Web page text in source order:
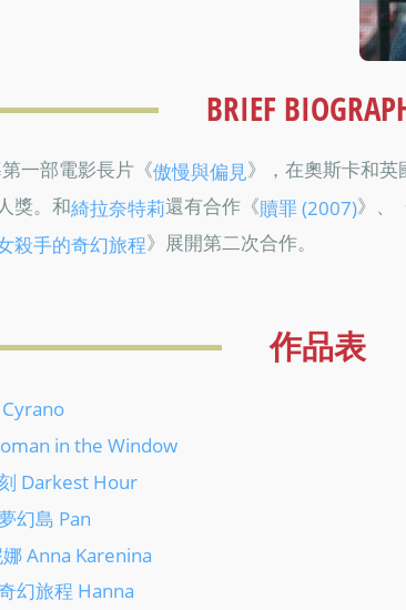
BRIEF
一部電影長片《傲慢與偏見》，在奧斯卡和
獎。和綺拉奈特莉還有合作《贖罪 (2007)》、
殺手的奇幻旅程》展開第二次合作。
作品表
in the Window
Darkest Hour
幻島 Pan
Anna Karenina
幻旅程 Hanna